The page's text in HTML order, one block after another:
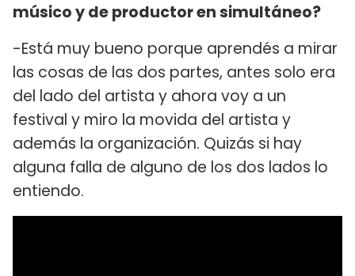
músico y de productor en simultáneo?
-Está muy bueno porque aprendés a mirar
las cosas de las dos partes, antes solo era
del lado del artista y ahora voy a un
festival y miro la movida del artista y
además la organización. Quizás si hay
alguna falla de alguno de los dos lados lo
entiendo.